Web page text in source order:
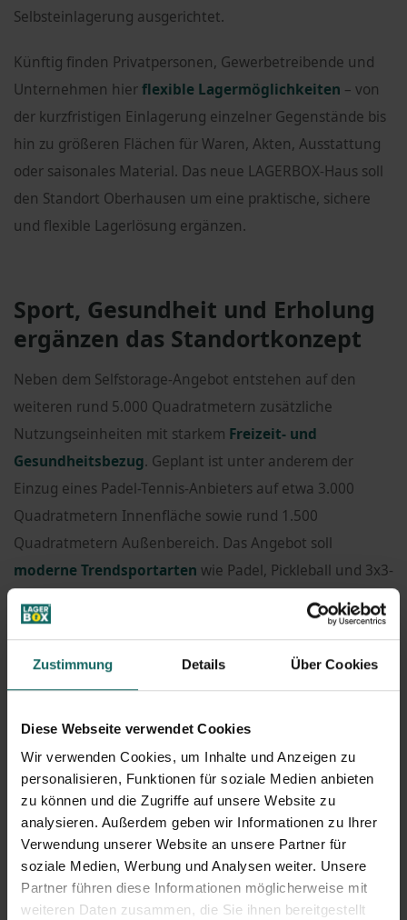
Zustimmung Details Über Cookies
Diese Webseite verwendet Cookies
Wir verwenden Cookies, um Inhalte und Anzeigen zu
personalisieren, Funktionen für soziale Medien anbieten
zu können und die Zugriffe auf unsere Website zu
analysieren. Außerdem geben wir Informationen zu Ihrer
Verwendung unserer Website an unsere Partner für
soziale Medien, Werbung und Analysen weiter. Unsere
Partner führen diese Informationen möglicherweise mit
weiteren Daten zusammen, die Sie ihnen bereitgestellt
Selbsteinlagerung ausgerichtet.
Künftig finden Privatpersonen, Gewerbetreibende und
Unternehmen hierflexible Lagermöglichkeiten – von
der kurzfristigen Einlagerung einzelner Gegenstände bis
hin zu größeren Flächen für Waren, Akten, Ausstattung
oder saisonales Material. Das neue LAGERBOX-Haus soll
den Standort Oberhausen um eine praktische, sichere
und flexible Lagerlösung ergänzen.
Sport, Gesundheit und Erholung
ergänzen das Standortkonzept
Neben dem Selfstorage-Angebot entstehen auf den
weiteren rund 5.000 Quadratmetern zusätzliche
Nutzungseinheiten mit starkem Freizeit- und
Gesundheitsbezug. Geplant ist unter anderem der
Einzug eines Padel-Tennis-Anbieters auf etwa 3.000
Quadratmetern Innenfläche sowie rund 1.500
Quadratmetern Außenbereich. Das Angebot soll
moderne Trendsportarten wie Padel, Pickleball und 3x3-
Basketball miteinander verbinden und damit einen
aktiven Treffpunkt für Sportbegeisterte schaffen.
Ergänzt wird das sportliche Angebot durch ein Konzept
eines überregional tätigen Betreibers aus dem
Gesundheits- und Erholungsbereich
Quadratmetern soll ein weiterer Baustein entstehen, der
den Standort zusätzlich aufwertet und das
Nutzungskonzept sinnvoll abrundet.
Durch diese Kombination entsteht ein Ort, der weit über
eine klassische Gewerbefläche hinausgeht. Die
ehemalige Baumarktimmobilie wird neu gedacht und in